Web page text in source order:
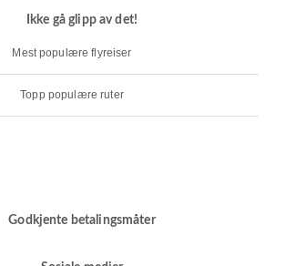
Ikke gå glipp av det!
Mest populære flyreiser
Topp populære ruter
Godkjente betalingsmåter